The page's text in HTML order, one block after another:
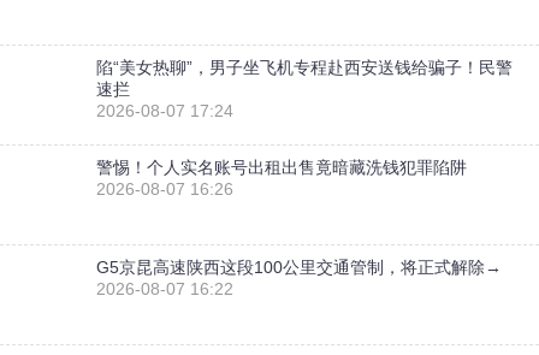
陷“美女热聊”，男子坐飞机专程赴西安送钱给骗子！民警
速拦
2026-08-07 17:24
警惕！个人实名账号出租出售竟暗藏洗钱犯罪陷阱
2026-08-07 16:26
G5京昆高速陕西这段100公里交通管制，将正式解除→
2026-08-07 16:22